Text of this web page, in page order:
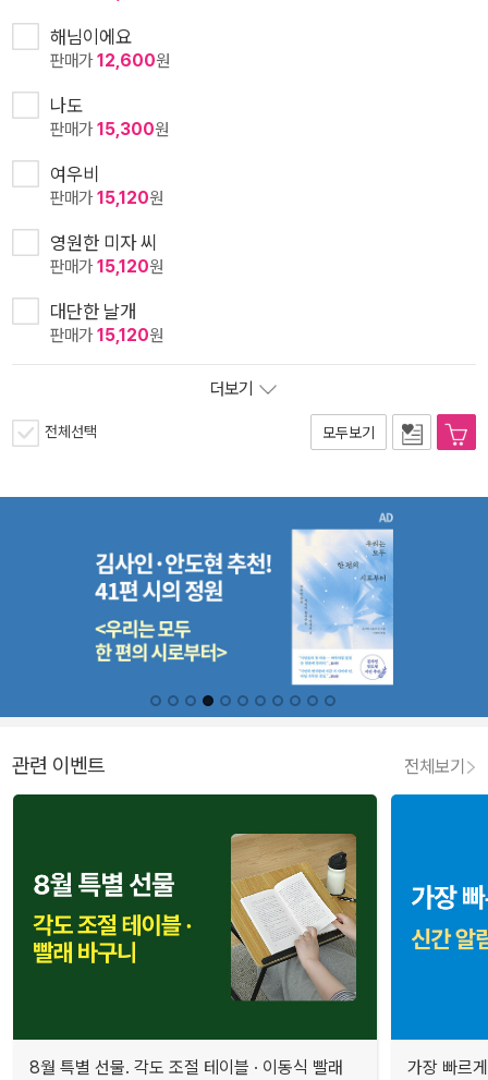
해님이에요
판매가12,600원
나도
판매가15,300원
여우비
판매가15,120원
영원한 미자 씨
판매가15,120원
대단한 날개
판매가15,120원
더보기
전체선택 모두보기
관련 이벤트 전체보기
8월 특별 선물. 각도 조절 테이블 · 이동식 빨래
가장 빠르